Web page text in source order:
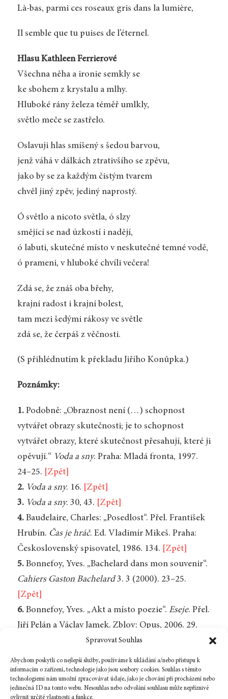
Spravovat Souhlas
Abychom poskytli co nejlepší služby, používáme k ukládání a/nebo přístupu k
informacím o zařízení, technologie jako jsou soubory cookies. Souhlas s těmito
technologiemi nám umožní zpracovávat údaje, jako je chování při procházení nebo
jedinečná ID na tomto webu. Nesouhlas nebo odvolání souhlasu může nepříznivě
ovlivnit určité vlastnosti a funkce.
Là-bas, parmi ces roseaux gris dans la lumière,
Il semble que tu puises de l’éternel.
Hlasu Kathleen Ferrierové
Všechna něha a ironie semkly se
ke sbohem z krystalu a mlhy.
Hluboké rány železa téměř umlkly,
světlo meče se zastřelo.
Oslavuji hlas smíšený s šedou barvou,
jenž váhá v dálkách ztrativšího se zpěvu,
jako by se za každým čistým tvarem
chvěl jiný zpěv, jediný naprostý.
Ó světlo a nicoto světla, ó slzy
smějící se nad úzkostí i nadějí,
ó labuti, skutečné místo v neskutečné temné vodě,
ó prameni, v hluboké chvíli večera!
Zdá se, že znáš oba břehy,
krajní radost i krajní bolest,
tam mezi šedými rákosy ve světle
zdá se, že čerpáš z věčnosti.
(S přihlédnutím k překladu Jiřího Konůpka.)
Poznámky:
1.Podobně: „Obraznost není (…) schopnost
vytvářet obrazy skutečnosti; je to schopnost
vytvářet obrazy, které skutečnost přesahují, které ji
opěvují.“ Voda a sny. Praha: Mladá fronta, 1997.
24–25.
[Zpět]
2. Voda a sny. 16.
[Zpět]
3. Voda a sny. 30, 43.
[Zpět]
4.Baudelaire, Charles: „Posedlost“. Přel. František
Hrubín. Čas je hráč. Ed. Vladimír Mikeš. Praha:
Československý spisovatel, 1986. 134.
[Zpět]
5.Bonnefoy, Yves. „Bachelard dans mon souvenir“.
Cahiers Gaston Bachelard3. 3 (2000). 23–25.
[Zpět]
6.Bonnefoy, Yves. „Akt a místo poezie“. Eseje. Přel.
Jiří Pelán a Václav Jamek. Zblov: Opus, 2006. 29.
7.Tamtéž. 43.[Zpět]